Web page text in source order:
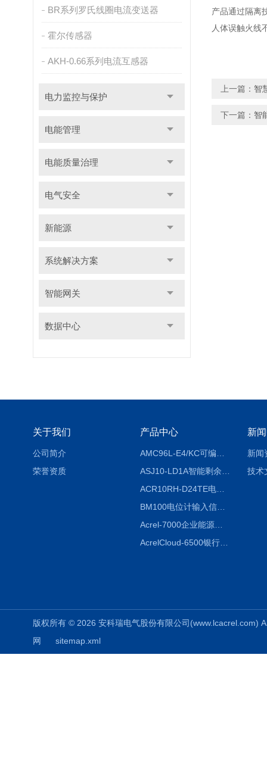
BR系列罗氏线圈电流变送器
霍尔传感器
AKH-0.66系列电流互感器
电力监控与保护
电能管理
电能质量治理
电气安全
新能源
系统解决方案
智能网关
数据中心
产品通过隔离
人体误触火线
上一篇： 智
下一篇： 智
关于我们
公司简介
荣誉资质
产品中心
ACR10RH-D24TE电力仪表外置开口式互感器
BM100电位计输入信号隔离器
Acrel-7000企业能源管控平台
AcrelCloud-6500银行业安全用电能耗云平台
新
新闻
技术
版权所有 © 2026 安科瑞电气股份有限公司
网
sitemap.xml